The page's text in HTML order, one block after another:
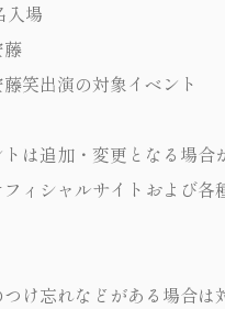
入場
藤
藤笑出演の対象イベント
は追加・変更となる場合
ィシャルサイトおよび各
け忘れなどがある場合は